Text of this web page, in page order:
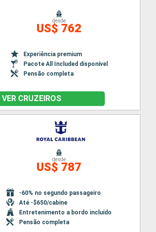
desde
US$ 762
Experiência premium
Pacote All Included disponível
Pensão completa
VER CRUZEIROS
desde
US$ 787
-60% no segundo passageiro
Até -$650/cabine
Entretenimento a bordo incluído
Pensão completa